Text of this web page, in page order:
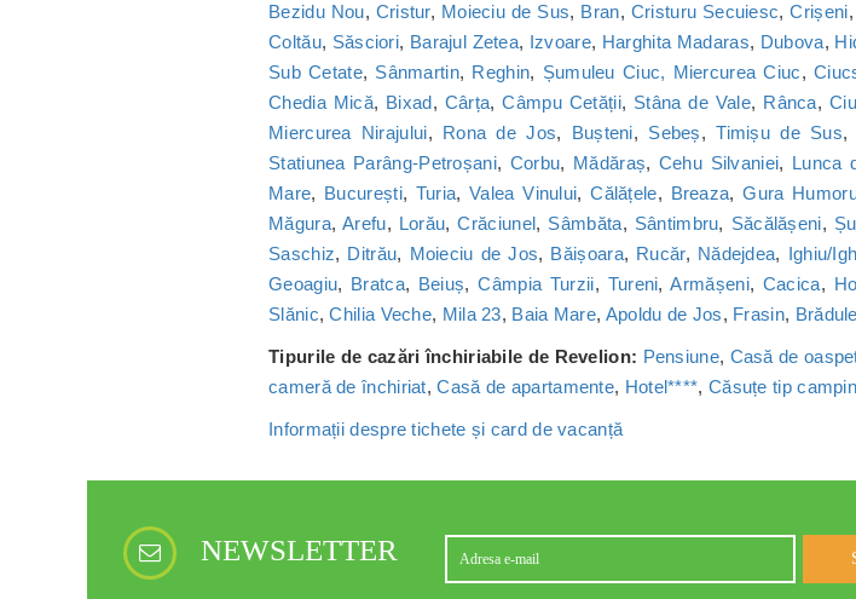
Bezidu Nou, Cristur, Moieciu de Sus, Bran, Cristuru Secuiesc,Crișeni,
Coltău, Săsciori, Barajul Zetea, Izvoare, Harghita Madaras, Dubova,
Sub Cetate, Sânmartin, Reghin, Șumuleu Ciuc, Miercurea Ciuc,
Chedia Mică, Bixad, Cârța,Câmpu Cetății, Stâna de Vale, Rânca,
Miercurea Nirajului, Rona de Jos, Bușteni, Sebeș,Timișu de Sus,
Statiunea Parâng-Petroșani, Corbu, Mădăraș, Cehu Silvaniei, Lunca
Mare, București, Turia,Valea Vinului,Călățele, Breaza,Gura
Măgura,Arefu, Lorău,Crăciunel, Sâmbăta, Sântimbru, Săcălășeni,
Saschiz, Ditrău, Moieciu de Jos, Băișoara, Rucăr, Nădejdea, Ighiu/
Geoagiu, Bratca, Beiuș,Câmpia Turzii, Tureni,Armășeni, Cacica,
Slănic,Chilia Veche, Mila 23, Baia Mare, Apoldu de Jos, Frasin,
Tipurile de cazări închiriabile de Revelion: Pensiune, Casă de
cameră de închiriat,Casă de apartamente, Hotel****, Căsuțe tip
Informații despre tichete și card de vacanță
NEWSLETTER